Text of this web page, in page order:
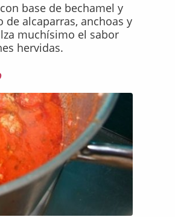
base de bechamel y
de alcaparras, anchoas y
muchísimo el sabor
hervidas.